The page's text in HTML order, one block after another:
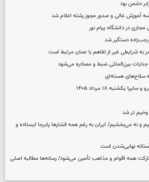
دشمن بود
عالی و صدور مجوز رشته اعلام شد
در دانشگاه پیام نور
دستگیر شد
به شرایطی غیر از تفاهم با عمان مرتبط است
جنایات بین‌المللی ضبط و مصادره می‌شود
سلاح‌های هسته‌ای
یکشنبه ۱۸ مرداد ۱۴۰۵
تر شد
و نه می‌بخشیم/ ایران به رغم همه فشارها پابرجا ایستاده و
نهایی‌شدن است
همه اقوام و مذاهب تأمین می‌شود/ رسانه‌ها مطالبه اصلی